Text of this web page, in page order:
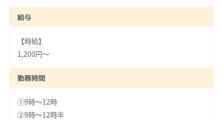
給与
【時給】
1,200円～
勤務時間
①9時～12時
②9時～12時半